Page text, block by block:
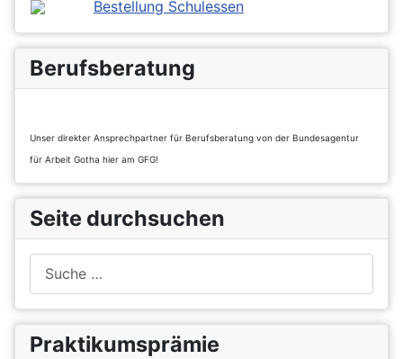
Bestellung Schulessen
Berufsberatung
Unser direkter Ansprechpartner für Berufsberatung von der Bundesagentur
für Arbeit Gotha hier am GFG!
Seite durchsuchen
Praktikumsprämie